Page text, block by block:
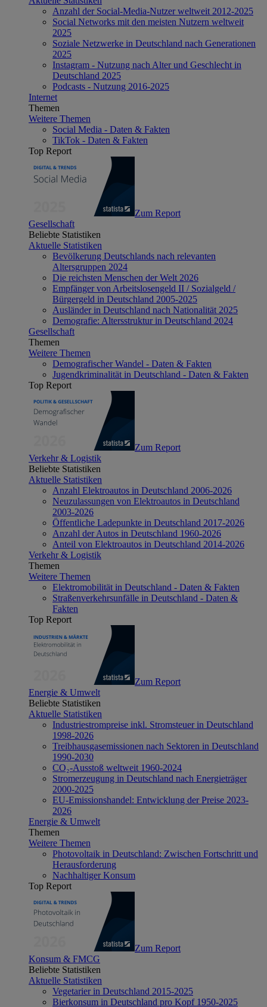
Anzahl der Social-Media-Nutzer weltweit 2012-2025
Social Networks mit den meisten Nutzern weltweit
2025
Soziale Netzwerke in Deutschland nach Generationen
2025
Instagram - Nutzung nach Alter und Geschlecht in
Deutschland 2025
Podcasts - Nutzung 2016-2025
Internet
Themen
Weitere Themen
Social Media - Daten & Fakten
TikTok - Daten & Fakten
Top Report
Zum Report
Gesellschaft
Beliebte Statistiken
Aktuelle Statistiken
Bevölkerung Deutschlands nach relevanten
Altersgruppen 2024
Die reichsten Menschen der Welt 2026
Empfänger von Arbeitslosengeld II / Sozialgeld /
Bürgergeld in Deutschland 2005-2025
Ausländer in Deutschland nach Nationalität 2025
Demografie: Altersstruktur in Deutschland 2024
Gesellschaft
Themen
Weitere Themen
Demografischer Wandel - Daten & Fakten
Jugendkriminalität in Deutschland - Daten & Fakten
Top Report
Zum Report
Verkehr & Logistik
Beliebte Statistiken
Aktuelle Statistiken
Anzahl Elektroautos in Deutschland 2006-2026
Neuzulassungen von Elektroautos in Deutschland
2003-2026
Öffentliche Ladepunkte in Deutschland 2017-2026
Anzahl der Autos in Deutschland 1960-2026
Anteil von Elektroautos in Deutschland 2014-2026
Verkehr & Logistik
Themen
Weitere Themen
Elektromobilität in Deutschland - Daten & Fakten
Straßenverkehrsunfälle in Deutschland - Daten &
Fakten
Top Report
Zum Report
Energie & Umwelt
Beliebte Statistiken
Aktuelle Statistiken
Industriestrompreise inkl. Stromsteuer in Deutschland
1998-2026
Treibhausgasemissionen nach Sektoren in Deutschland
1990-2030
CO₂-Ausstoß weltweit 1960-2024
Stromerzeugung in Deutschland nach Energieträger
2000-2025
EU-Emissionshandel: Entwicklung der Preise 2023-
2026
Energie & Umwelt
Themen
Weitere Themen
Photovoltaik in Deutschland: Zwischen Fortschritt und
Herausforderung
Nachhaltiger Konsum
Top Report
Zum Report
Konsum & FMCG
Beliebte Statistiken
Aktuelle Statistiken
Vegetarier in Deutschland 2015-2025
Bierkonsum in Deutschland pro Kopf 1950-2025